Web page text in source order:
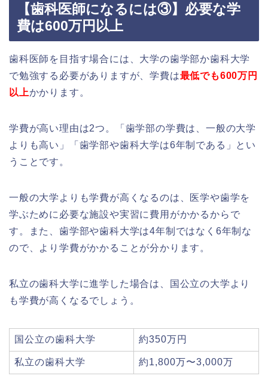
【歯科医師になるには③】必要な学
費は600万円以上
歯科医師を目指す場合には、大学の歯学部か歯科大学
で勉強する必要がありますが、学費は最低でも600万円
以上かかります。
学費が高い理由は2つ。「歯学部の学費は、一般の大学
よりも高い」「歯学部や歯科大学は6年制である」とい
うことです。
一般の大学よりも学費が高くなるのは、医学や歯学を
学ぶために必要な施設や実習に費用がかかるからで
す。また、歯学部や歯科大学は4年制ではなく6年制な
ので、より学費がかかることが分かります。
私立の歯科大学に進学した場合は、国公立の大学より
も学費が高くなるでしょう。
国公立の歯科大学 約350万円
私立の歯科大学 約1,800万〜3,000万